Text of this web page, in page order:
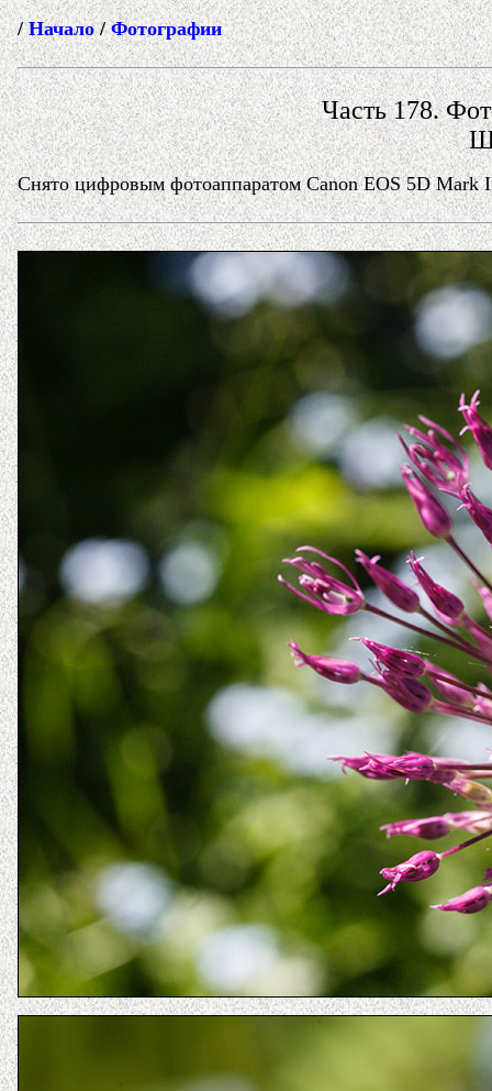
/Начало/Фотографии
Часть 178.
Снято цифровым фотоаппаратом Canon EOS 5D Mark